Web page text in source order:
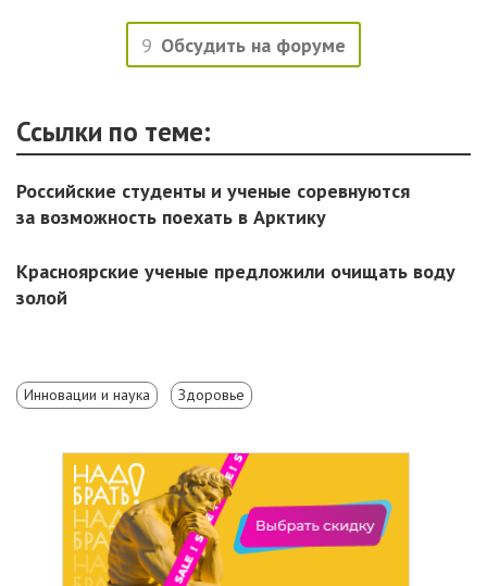
9 Обсудить на форуме
Ссылки по теме:
Российские студенты и ученые соревнуются
за возможность поехать в Арктику
Красноярские ученые предложили очищать воду
золой
Инновации и наука Здоровье